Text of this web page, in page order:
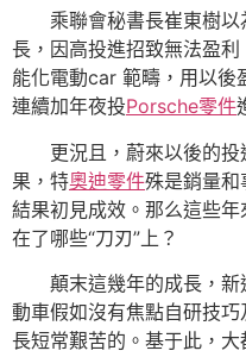
乘聯會秘書長崔東樹
長，因高投進招致無法盈
能化電動car 範疇，用以後
連續加年夜投Porsche零件
更況且，蔚來以後的
果，特奧迪零件殊是銷量和
結果初見成效。那么這些
在了哪些“刀刃”上？
顛末這幾年的成長，
動車假如沒有焦點自研技
長短常艱苦的。基于此，